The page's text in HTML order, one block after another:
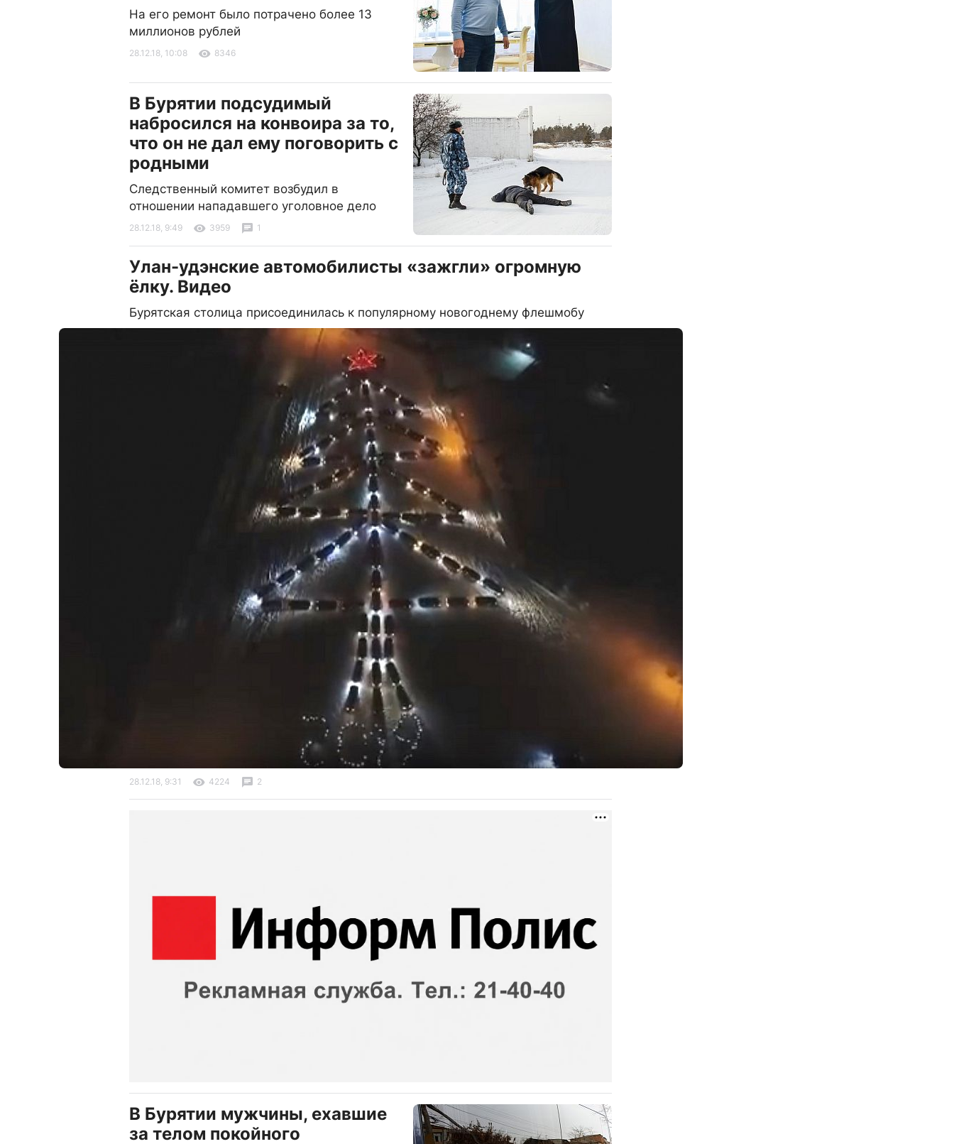
На его ремонт было потрачено более 13
миллионов рублей
28.12.18, 10:08 8346
В Бурятии подсудимый
набросился на конвоира за то,
что он не дал ему поговорить с
родными
Следственный комитет возбудил в
отношении нападавшего уголовное дело
28.12.18, 9:49 3959 1
Улан-удэнские автомобилисты «зажгли» огромную
ёлку. Видео
Бурятская столица присоединилась к популярному новогоднему флешмобу
28.12.18, 9:31 4224 2
В Бурятии мужчины, ехавшие
за телом покойного